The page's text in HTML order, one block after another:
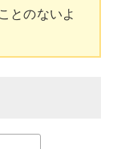
とのないよ